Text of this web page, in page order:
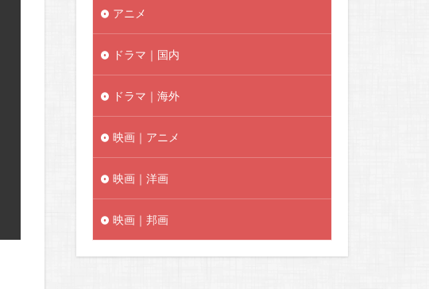
アニメ
ドラマ｜国内
ドラマ｜海外
映画｜アニメ
映画｜洋画
映画｜邦画